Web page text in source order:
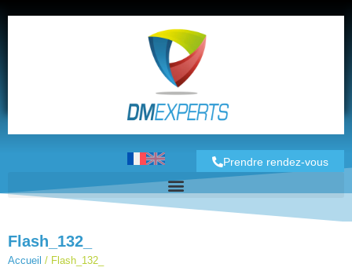
Prendre rendez-vous
Flash_132_
Accueil / Flash_132_